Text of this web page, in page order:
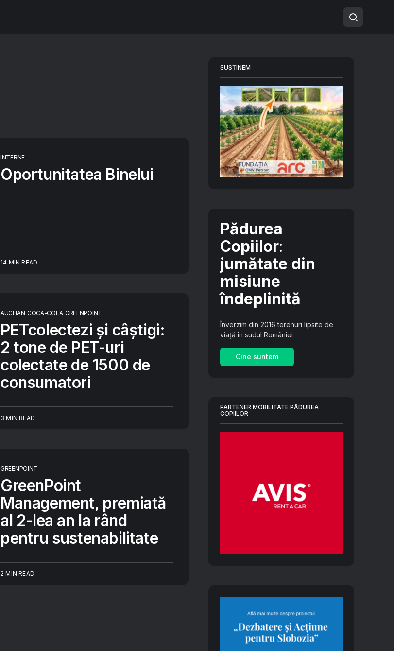
INTERNE
Oportunitatea Binelui
14 MIN READ
AUCHAN COCA-COLA GREENPOINT
PETcolectezi și câștigi:
2 tone de PET-uri
colectate de 1500 de
consumatori
3 MIN READ
GREENPOINT
GreenPoint
Management, premiată
al 2-lea an la rând
pentru sustenabilitate
2 MIN READ
SUSȚINEM
Pădurea
Copiilor:
jumătate din
misiune
îndeplinită
Înverzim din 2016 terenuri lipsite de
viață în sudul României
Cine suntem
PARTENER MOBILITATE PĂDUREA
COPIILOR